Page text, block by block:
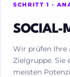
SCHRITT 1 ·
SOCIAL-
Wir prüfen Ihre
Zielgruppe. Sie
meisten